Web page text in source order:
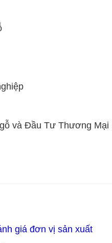
và Đầu Tư Thương Mại
giá đơn vị sản xuất